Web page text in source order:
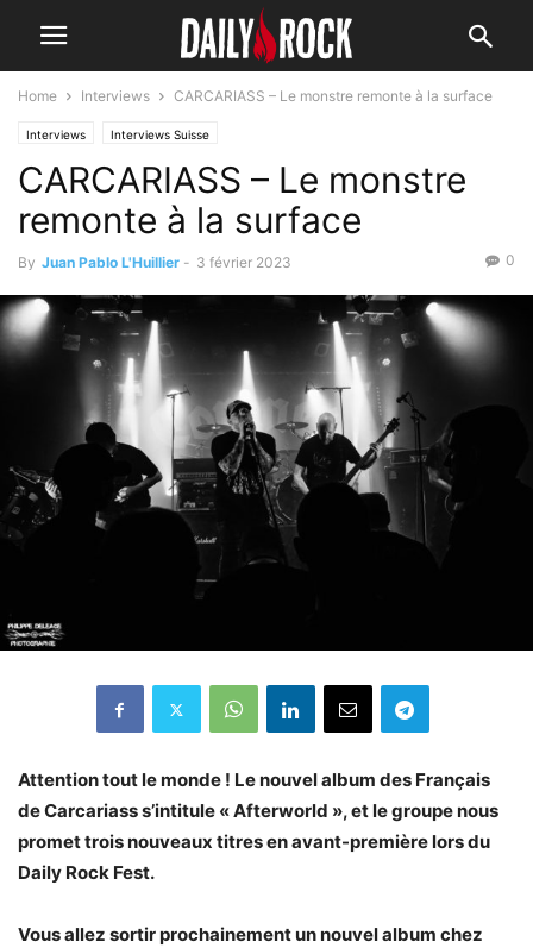
Home Interviews CARCARIASS – Le monstre remonte à la surface
Interviews Interviews Suisse
CARCARIASS – Le monstre
remonte à la surface
By Juan Pablo L'Huillier - 3 février 2023 0
Attention tout le monde ! Le nouvel album des Français
de Carcariass s’intitule « Afterworld », et le groupe nous
promet trois nouveaux titres en avant-première lors du
Daily Rock Fest.
Vous allez sortir prochainement un nouvel album chez